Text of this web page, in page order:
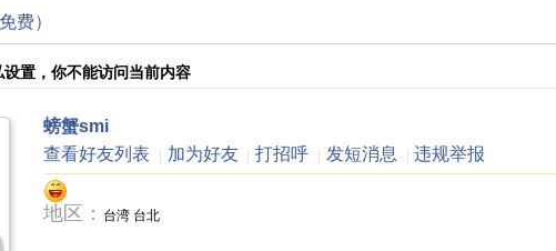
费）
置，你不能访问当前内容
螃蟹smi
查看好友列表
加为好友 打招呼 发短消息 违规举报
地区： 台湾 台北